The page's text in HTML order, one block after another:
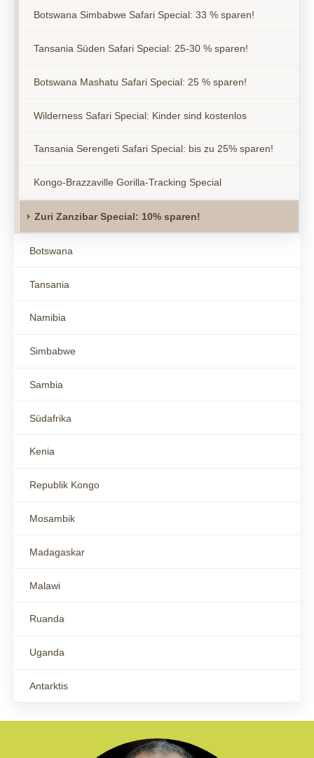
Botswana Simbabwe Safari Special: 33 % sparen!
Tansania Süden Safari Special: 25-30 % sparen!
Botswana Mashatu Safari Special: 25 % sparen!
Wilderness Safari Special: Kinder sind kostenlos
Tansania Serengeti Safari Special: bis zu 25% sparen!
Kongo-Brazzaville Gorilla-Tracking Special
Zuri Zanzibar Special: 10% sparen!
Botswana
Tansania
Namibia
Simbabwe
Sambia
Südafrika
Kenia
Republik Kongo
Mosambik
Madagaskar
Malawi
Ruanda
Uganda
Antarktis